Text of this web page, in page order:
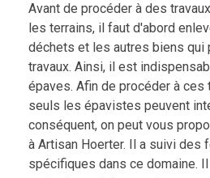
Avant de procéder à des
les terrains, il faut d'abord
déchets et les autres biens qui
travaux. Ainsi, il est
épaves. Afin de procéder à ces
seuls les épavistes peuvent
conséquent, on peut vous
à Artisan Hoerter. Il a suivi des
spécifiques dans ce domaine.